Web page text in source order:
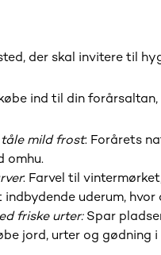
der skal invitere til
ind til din
mild frost: Forårets
omhu.
: Farvel til
indbydende uderum,
friske urter:Spar
jord, urter og gødning